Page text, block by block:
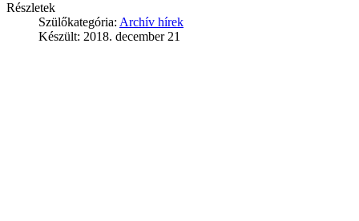
Részletek
Szülőkategória: Archív hírek
Készült: 2018. december 21